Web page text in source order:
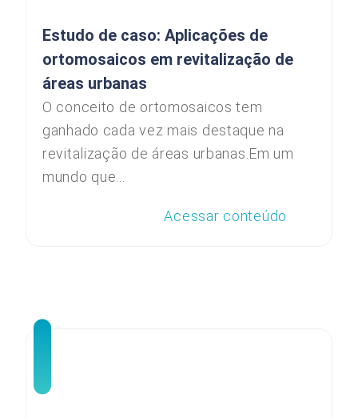
Estudo de caso: Aplicações de
ortomosaicos em revitalização de
áreas urbanas
O conceito de ortomosaicos tem
ganhado cada vez mais destaque na
revitalização de áreas urbanas.Em um
mundo que...
Acessar conteúdo